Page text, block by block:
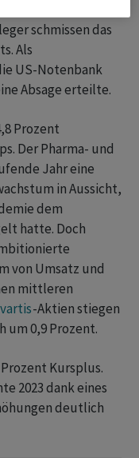
schmissen das
Als
US-Notenbank
Absage erteilte.
Prozent
Der Pharma- und
Jahr eine
in Aussicht,
dem
hatte. Doch
von Umsatz und
mittleren
-Aktien stiegen
um 0,9 Prozent.
Kursplus.
2023 dank eines
deutlich